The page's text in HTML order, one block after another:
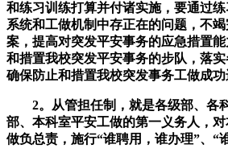
和练习训练打算并付诸实施，要通过
系统和工做机制中存正在的问题，不
案，提高对突发平安事务的应急措置
和措置我校突发平安事务的步队，落实
确保防止和措置我校突发事务工做成功
2。从管担任制，就是各级部、各
部、本科室平安工做的第一义务人，
做负总责，施行“谁聘用，谁办理”、“